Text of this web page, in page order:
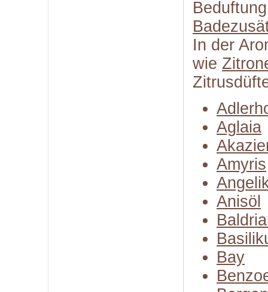
In der
wie
Aglaia
Amyris
Anisöl
Bay